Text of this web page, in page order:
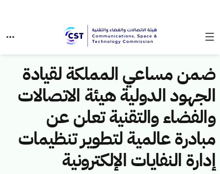
ضمن مساعي المملكة لقيادة
الجهود الدولية هيئة الاتصالات
والفضاء والتقنية تعلن عن
مبادرة عالمية لتطوير تنظيمات
إدارة النفايات الإلكترونية